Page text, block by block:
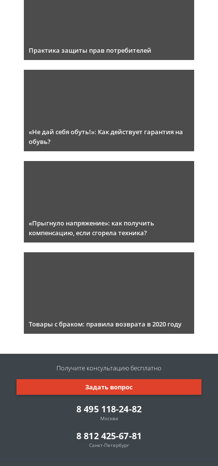
Практика защиты прав потребителей
«Не дай себя обуть!»: Как действует гарантия на
обувь?
«Прыгнуло напряжение»: как получить
компенсацию, если сгорела техника?
Товары с браком: правила возврата в 2020 году
8 495 118-24-82
Москва
8 812 425-67-81
Санкт-Петербург
Задать вопрос
Получите консультациюбесплатно